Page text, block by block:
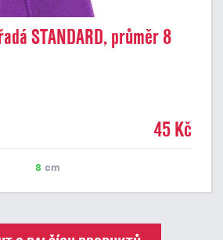
STANDARD, průměr 8
45 Kč
8 cm